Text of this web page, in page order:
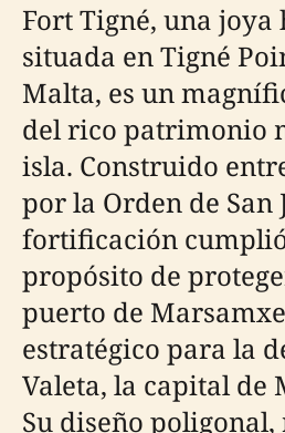
Fort Tigné, una
situada en Tigné
Malta, es un
del rico patrimonio
isla. Construido
por la Orden de San
fortificación
propósito de
puerto de
estratégico para la
Valeta, la capital de
Su diseño